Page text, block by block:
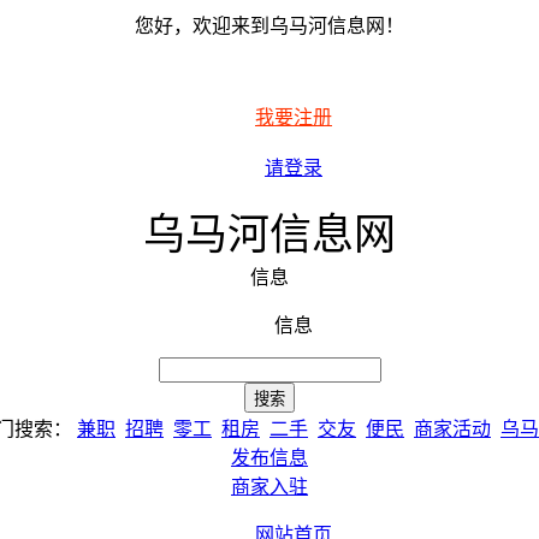
您好，欢迎来到乌马河信息网！
我要注册
请登录
乌马河信息网
信息
信息
搜索： 兼职 招聘 零工 租房 二手 交友 便民 商家活动 乌
发布信息
商家入驻
网站首页